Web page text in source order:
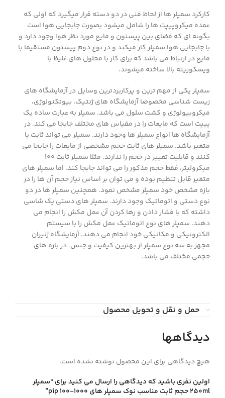
کارکرد سمپلر ها از لحاظ فنی در دو دسته قرار میگیرد که اولی که
عمده میکروپیپت ها را شامل میشود بصورت جابجایی هوا است
بگونه ای که فضای بین پیستون و مایع مورد نظر هوا وجود دارد و
با جابجایی هوا سمپلر کار میکند و در نوع دوم پیستون مستقیما با
مایع در ارتباط می باشد که برای کار با محلول های غلیظ با
ویسکوزیته بالا ساخته میشوند.
سمپلر یکی از مهم ترین و پرکاربردترین وسایل در آزمایشگاه های
زیست شناسی مخصوصا آزمایشگاه های ژنتیک، بیوتکنولوژی،
میکروبیولوژی و کشت سلول می باشد. سمپلر به عبارت ساده یک
پیپت است که مایعات را در مقیاس های مختلف جابجا می کند. در
آزمایشگاه ها انواع سمپلر ها وجود دارند. سمپلر می تواند ثابت یا
متغیر باشد. سمپلر های ثابت حجم مشخصی از مایعات را جابجا می
کنند و قابلیت تغییر در حجم را ندارند. مثلا سمپلر ثابت 100
میکرولیتر، فقط حجم مذکور را می تواند جابجا کند. اما سمپلر های
متغیر قابل تنظیم بوده و می توان بر اساس نیاز حجم آن ها را در
بازه مشخص خود سمپلر مشخص نمود. همچنین سمپلر ها در دو
نوع دستی و اتوماتیک وجود دارند. سمپلر های دستی یک شاسی
داشته که با فشار دادن و رها کردن آن عمل مکش را انجام می
دهند. سمپلر های نوع اتوماتیک عمل مکش را با سیستم
الکترونیکی و مکانیکی خود انجام می دهند. آزمایشگاه ژنیران
مجهز به سه نوع سمپلر از بهترین کیفیت و جنس، در بازه های
حجمی مختلف می باشد.
حمل و نقل و تحویل محصول
دیدگاهها
هیچ دیدگاهی برای این محصول نوشته نشده است.
اولین نفری باشید که دیدگاهی را ارسال می کنید برای “سمپلر
250ml حجم ثابت مناسب نوك سمپلر هاي 1000-100 pip”